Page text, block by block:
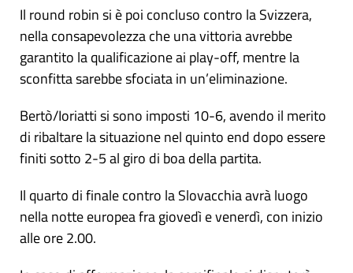
Il round robin si è poi concluso contro la Svizzera,
nella consapevolezza che una vittoria avrebbe
garantito la qualificazione ai play-off, mentre la
sconfitta sarebbe sfociata in un’eliminazione.
Bertò/Ioriatti si sono imposti 10-6, avendo il merito
di ribaltare la situazione nel quinto end dopo essere
finiti sotto 2-5 al giro di boa della partita.
Il quarto di finale contro la Slovacchia avrà luogo
nella notte europea fra giovedì e venerdì, con inizio
alle ore 2.00.